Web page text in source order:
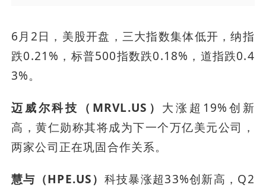
6月2日，美股开盘，三大指数集体低开，纳指
跌0.21%，标普500指数跌0.18%，道指跌0.4
3%。
迈威尔科技（MRVL.US） 大涨超19%创新
高，黄仁勋称其将成为下一个万亿美元公司，
两家公司正在巩固合作关系。
慧与（HPE.US） 科技暴涨超33%创新高，Q2